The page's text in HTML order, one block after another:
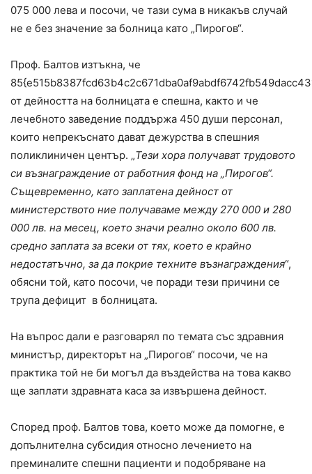
075 000 лева и посочи, че тази сума в никакъв случай
не е без значение за болница като „Пирогов“.
Проф. Балтов изтъкна, че
от дейността на болницата е спешна, както и че
лечебното заведение поддържа 450 души персонал,
които непрекъснато дават дежурства в спешния
поликлиничен център. „Тези хора получават трудовото
си възнаграждение от работния фонд на „Пирогов“.
Същевременно, като заплатена дейност от
министерството ние получаваме между 270 000 и 280
000 лв. на месец, което значи реално около 600 лв.
средно заплата за всеки от тях, което е крайно
недостатъчно, за да покрие техните възнаграждения“,
обясни той, като посочи, че поради тези причини се
трупа дефицит в болницата.
На въпрос дали е разговарял по темата със здравния
министър, директорът на „Пирогов“ посочи, че на
практика той не би могъл да въздейства на това какво
ще заплати здравната каса за извършена дейност.
Според проф. Балтов това, което може да помогне, е
допълнителна субсидия относно лечението на
преминалите спешни пациенти и подобряване на